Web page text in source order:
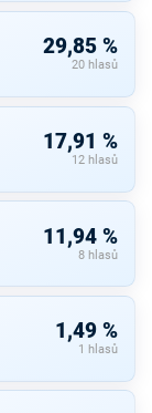
29,85 %
20 hlasů
17,91 %
12 hlasů
11,94 %
8 hlasů
1,49 %
1 hlasů